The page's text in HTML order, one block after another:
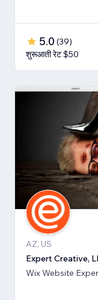
5.0 (39)
शुरूआती रेट $50
AZ, US
Expert Creative,
Wix Website